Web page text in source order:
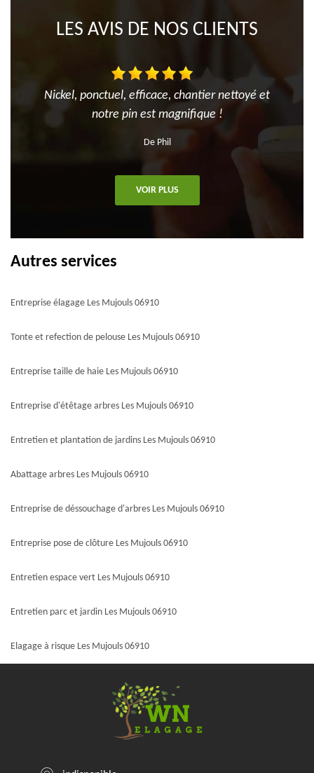
LES AVIS DE NOS CLIENTS
Nickel, ponctuel, efficace, chantier nettoyé et
notre pin est magnifique !
De Phil
VOIR PLUS
Autres services
Entreprise élagage Les Mujouls 06910
Tonte et refection de pelouse Les Mujouls 06910
Entreprise taille de haie Les Mujouls 06910
Entreprise d'étêtage arbres Les Mujouls 06910
Entretien et plantation de jardins Les Mujouls 06910
Abattage arbres Les Mujouls 06910
Entreprise de déssouchage d'arbres Les Mujouls 06910
Entreprise pose de clôture Les Mujouls 06910
Entretien espace vert Les Mujouls 06910
Entretien parc et jardin Les Mujouls 06910
Elagage à risque Les Mujouls 06910